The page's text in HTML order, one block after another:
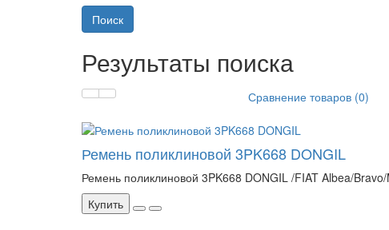
Результаты поиска
Сравнение товаров (0)
Ремень поликлиновой 3PK668 DONGIL
Ремень поликлиновой 3PK668 DONGIL /FIAT Albea/
Купить